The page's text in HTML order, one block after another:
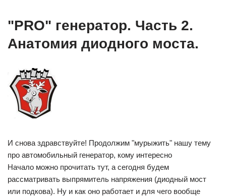
"PRO" генератор. Часть 2.
Анатомия диодного моста.
И снова здравствуйте! Продолжим "мурыжить" нашу тему
про автомобильный генератор, кому интересно
Начало можно прочитать тут, а сегодня будем
рассматривать выпрямитель напряжения (диодный мост
или подкова). Ну и как оно работает и для чего вообще